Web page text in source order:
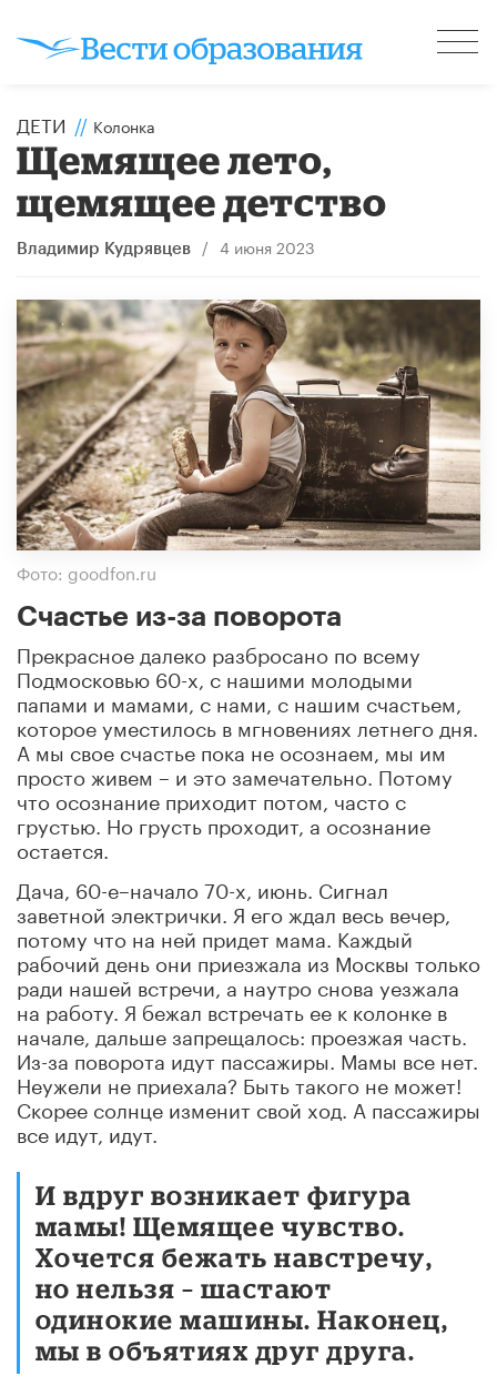
ДЕТИ // Колонка
Щемящее лето,
щемящее детство
Владимир Кудрявцев / 4 июня 2023
Фото: goodfon.ru
Счастье из-за поворота
Прекрасное далеко разбросано по всему
Подмосковью 60-х, с нашими молодыми
папами и мамами, с нами, с нашим счастьем,
которое уместилось в мгновениях летнего дня.
А мы свое счастье пока не осознаем, мы им
просто живем – и это замечательно. Потому
что осознание приходит потом, часто с
грустью. Но грусть проходит, а осознание
остается.
Дача, 60-е–начало 70-х, июнь. Сигнал
заветной электрички. Я его ждал весь вечер,
потому что на ней придет мама. Каждый
рабочий день они приезжала из Москвы только
ради нашей встречи, а наутро снова уезжала
на работу. Я бежал встречать ее к колонке в
начале, дальше запрещалось: проезжая часть.
Из-за поворота идут пассажиры. Мамы все нет.
Неужели не приехала? Быть такого не может!
Скорее солнце изменит свой ход. А пассажиры
все идут, идут.
И вдруг возникает фигура
мамы! Щемящее чувство.
Хочется бежать навстречу,
но нельзя – шастают
одинокие машины. Наконец,
мы в объятиях друг друга.